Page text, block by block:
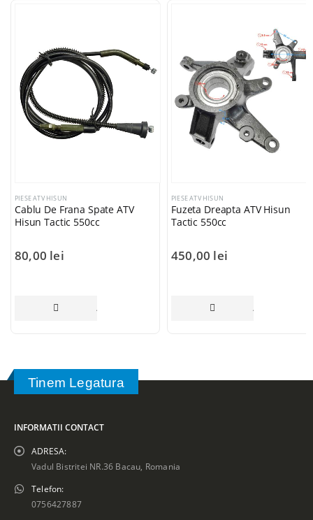
PIESE ATV HISUN
Cablu De Frana Spate ATV
Hisun Tactic 550cc
80,00 lei
ADAUGĂ ÎN COȘ
PIESE ATV HISUN
Fuzeta Dreapta ATV Hisun
Tactic 550cc
450,00 lei
ADAUGĂ ÎN
Tinem Legatura
INFORMATII CONTACT
ADRESA:
Vadul Bistritei NR.36 Bacau, Romania
Telefon:
0756427887